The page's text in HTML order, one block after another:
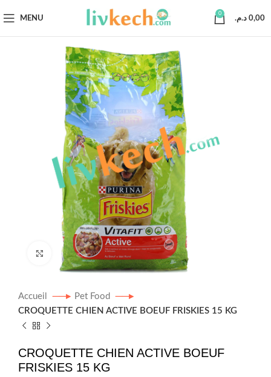
MENU
0
0,00 د.م.
Click to enlarge
Accueil
Pet Food
CROQUETTE CHIEN ACTIVE BOEUF FRISKIES 15 KG
CROQUETTE CHIEN ACTIVE BOEUF
FRISKIES 15 KG